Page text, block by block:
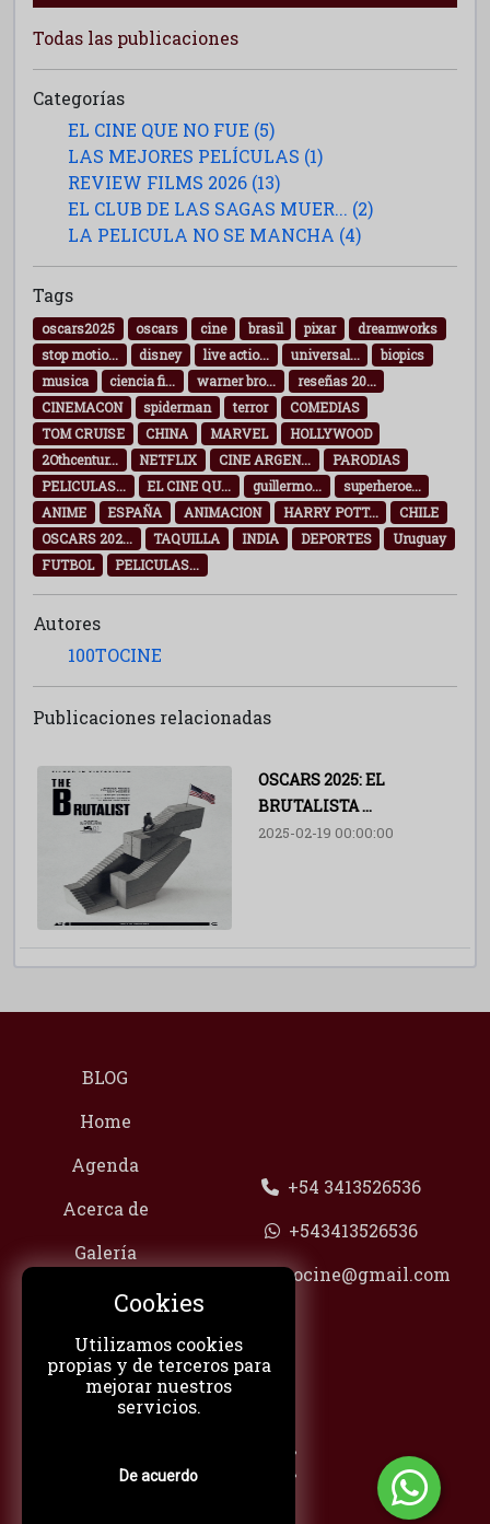
Cookies
Utilizamos cookies
propias y de terceros para
mejorar nuestros
servicios.
De acuerdo
Todas las publicaciones
Categorías
EL CINE QUE NO FUE (5)
LAS MEJORES PELÍCULAS (1)
REVIEW FILMS 2026 (13)
EL CLUB DE LAS SAGAS MUER... (2)
LA PELICULA NO SE MANCHA (4)
Tags
oscars2025 oscars cine brasil pixar
dreamworks
stop motio...
disney live actio... universal...
biopics
musica
ciencia fi... warner bro...
reseñas 20...
CINEMACON
spiderman terror
COMEDIAS
TOM CRUISE
CHINA MARVEL
HOLLYWOOD
2Othcentur...
NETFLIX CINE ARGEN...
PARODIAS
PELICULAS...
EL CINE QU... guillermo...
superheroe...
ANIME
ESPAÑA ANIMACION HARRY POTT...
CHILE
OSCARS 202...
TAQUILLA INDIA DEPORTES
Uruguay
FUTBOL
PELICULAS...
Autores
100TOCINE
Publicaciones relacionadas
OSCARS 2025: EL
BRUTALISTA ...
2025-02-19 00:00:00
BLOG
Home
Agenda
Acerca de
Galería
Contacto
Redes
Categorías
+54 3413526536
+543413526536
100tocine@gmail.com